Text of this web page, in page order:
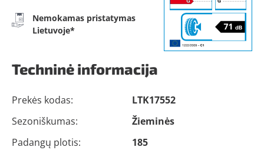
Nemokamas pristatymas
Lietuvoje*
Techninė informacija
Prekės kodas:
LTK17552
Sezoniškumas:
Žieminės
Padangų plotis:
185